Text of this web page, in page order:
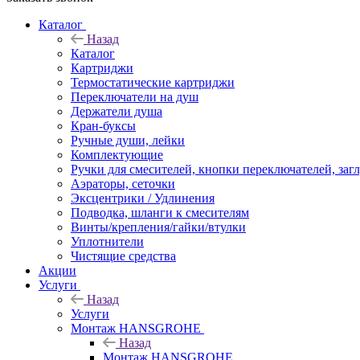
Каталог
Назад
Каталог
Картриджи
Термостатические картриджи
Переключатели на душ
Держатели душа
Кран-буксы
Ручные души, лейки
Комплектующие
Ручки для смесителей, кнопки переключателей,
Аэраторы, сеточки
Эксцентрики / Удлинения
Подводка, шланги к смесителям
Винты/крепления/гайки/втулки
Уплотнители
Чистящие средства
Акции
Услуги
Назад
Услуги
Монтаж HANSGROHE
Назад
Монтаж HANSGROHE